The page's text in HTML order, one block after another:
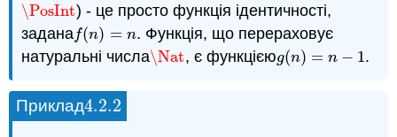
\PosInt
\PosInt ) - це просто функція ідентичності,
заданаf(n) = n
f(n)= n
. Функція, що перераховує
натуральні числа\Nat
\Nat , є функцієюg(n) = n − 1
g(n)=n −1 .
Приклад4.2.2
4.2.2